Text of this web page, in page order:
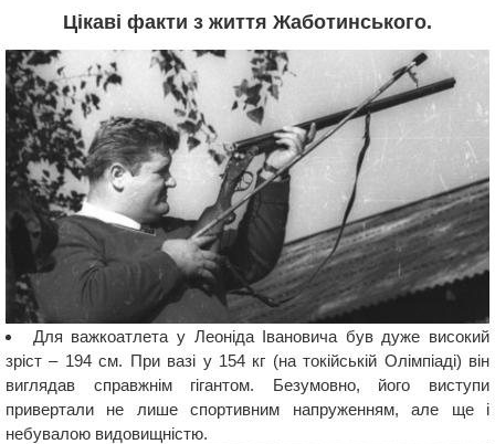
Цікаві факти з життя Жаботинського.
Для важкоатлета у Леоніда Івановича був дуже високий
зріст – 194 см. При вазі у 154 кг (на токійській Олімпіаді) він
виглядав справжнім гігантом. Безумовно, його виступи
привертали не лише спортивним напруженням, але ще і
небувалою видовищністю.